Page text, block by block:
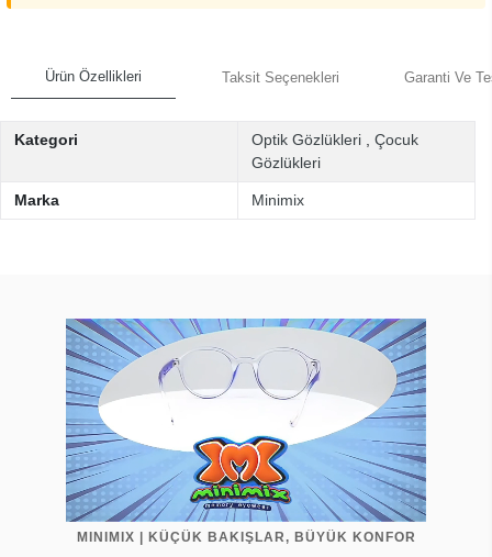
Ürün Özellikleri Taksit Seçenekleri Garanti Ve
Kategori Optik Gözlükleri
Çocuk
Gözlükleri
Marka Minimix
MINIMIX | KÜÇÜK BAKIŞLAR, BÜYÜK KONFOR